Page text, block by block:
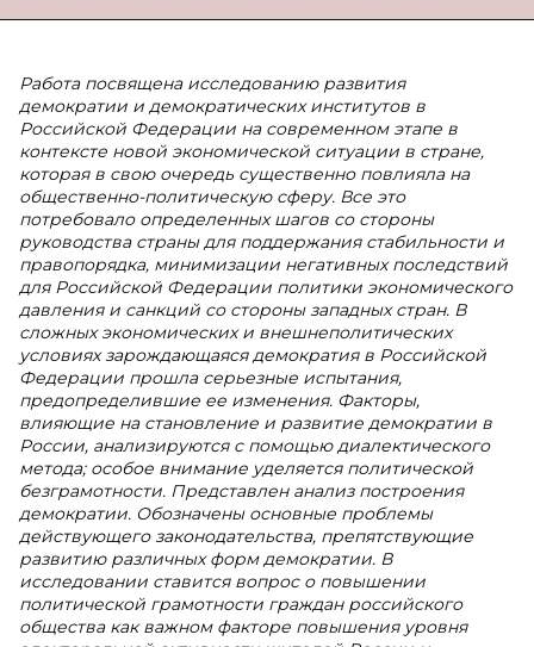
Работа посвящена исследованию развития
демократии и демократических институтов в
Российской Федерации на современном этапе в
контексте новой экономической ситуации в стране,
которая в свою очередь существенно повлияла на
общественно-политическую сферу. Все это
потребовало определенных шагов со стороны
руководства страны для поддержания стабильности и
правопорядка, минимизации негативных последствий
для Российской Федерации политики экономического
давления и санкций со стороны западных стран. В
сложных экономических и внешнеполитических
условиях зарождающаяся демократия в Российской
Федерации прошла серьезные испытания,
предопределившие ее изменения. Факторы,
влияющие на становление и развитие демократии в
России, анализируются с помощью диалектического
метода; особое внимание уделяется политической
безграмотности. Представлен анализ построения
демократии. Обозначены основные проблемы
действующего законодательства, препятствующие
развитию различных форм демократии. В
исследовании ставится вопрос о повышении
политической грамотности граждан российского
общества как важном факторе повышения уровня